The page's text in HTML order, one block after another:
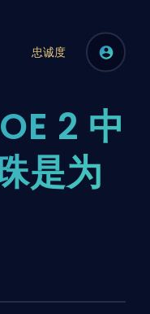
忠诚度
2 中
是为